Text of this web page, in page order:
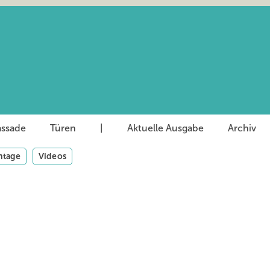
Türen Aktuelle Ausgabe Archiv
Videos